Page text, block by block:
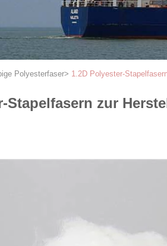
Polyesterfaser> 1.2D Polyester-
Stapelfasern zur